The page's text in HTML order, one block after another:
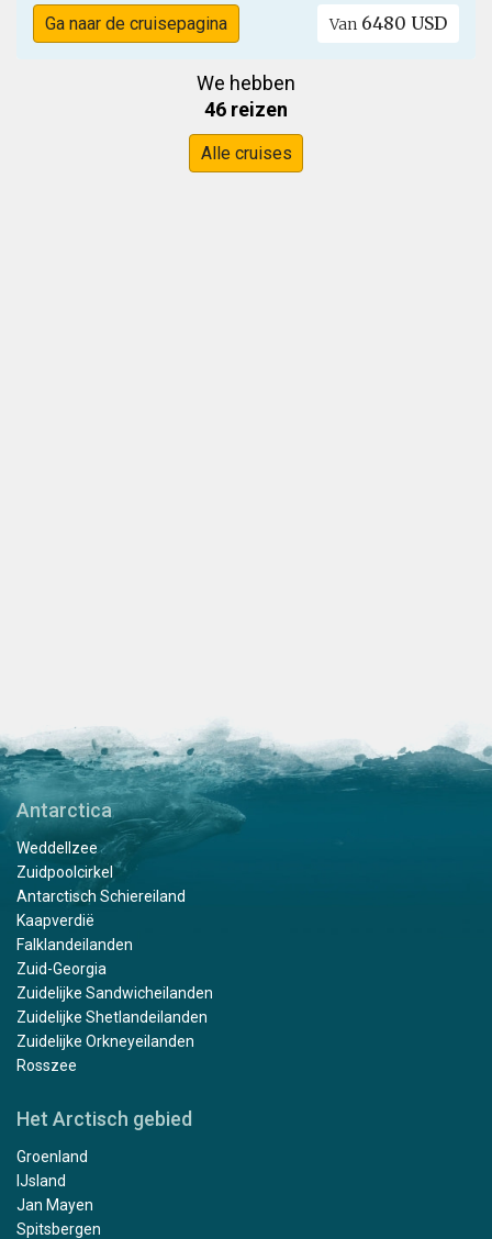
Ga naar de cruisepagina Van 6480 USD
We hebben
46 reizen
Alle cruises
Antarctica
Weddellzee
Zuidpoolcirkel
Antarctisch Schiereiland
Kaapverdië
Falklandeilanden
Zuid-Georgia
Zuidelijke Sandwicheilanden
Zuidelijke Shetlandeilanden
Zuidelijke Orkneyeilanden
Rosszee
Het Arctisch gebied
Groenland
IJsland
Jan Mayen
Spitsbergen